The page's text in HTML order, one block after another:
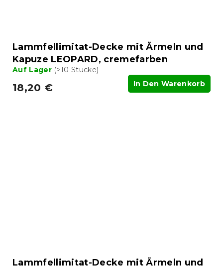
Lammfellimitat-Decke mit Ärmeln und
Kapuze LEOPARD, cremefarben
Auf Lager (>10 Stücke)
18,20 € In Den Warenkorb
Lammfellimitat-Decke mit Ärmeln und